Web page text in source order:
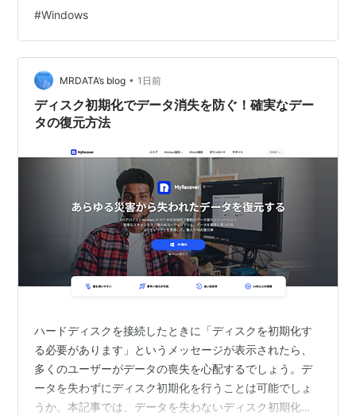
テクチャであるPC-98シリーズでも動作した
http://www.levenez.com/windows/
AlphaやMIPS、PowerPC、IA-64をサポートしたNT
などの例外はある
UAEというネーミングから当時アラブ首長国連邦で
はWindowsが利用禁止になったことがある
実際にはMS-DOSの起動時に自動的にWindows 95
が起動されるように成っているだけです
無保証だがWindows MeをPC-98で動作させること
も出来るらしい
アップ」が必要なのか？ 「手動でたまに外付けHDDにコ
ピーしているから大丈夫」と思っていませんか？実は、
手動バックアップには大きな落とし穴があります。 更新
忘れが発生する: 最後にバックアップしたのが3ヶ月前だ
った、というケースが非常に多い。 最新のデータが守れ
ない: 昨日…
#Windows
MRDATA’s blog • 1日前
ディスク初期化でデータ消失を防ぐ！確実なデー
タの復元方法
ハードディスクを接続したときに「ディスクを初期化す
る必要があります」というメッセージが表示されたら、
多くのユーザーがデータの喪失を心配するでしょう。デ
ータを失わずにディスク初期化を行うことは可能でしょ
うか。本記事では、データを失わないディスク初期化の